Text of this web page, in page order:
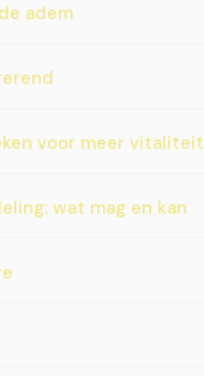
adem
voor meer vitaliteit
wat mag en kan